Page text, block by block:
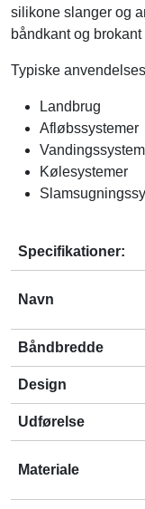
silikone slanger og
båndkant og
Typiske
Landbrug
Afløbssystemer
Kølesystemer
Specifikationer:
Navn
Båndbredde
Design
Udførelse
Materiale